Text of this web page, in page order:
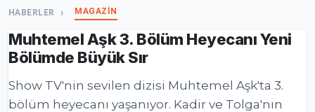
HABERLER MAGAZİN
Muhtemel Aşk 3. Bölüm Heyecanı Yeni
Bölümde Büyük Sır
Show TV'nin sevilen dizisi Muhtemel Aşk'ta 3.
bölüm heyecanı yaşanıyor. Kadir ve Tolga'nın